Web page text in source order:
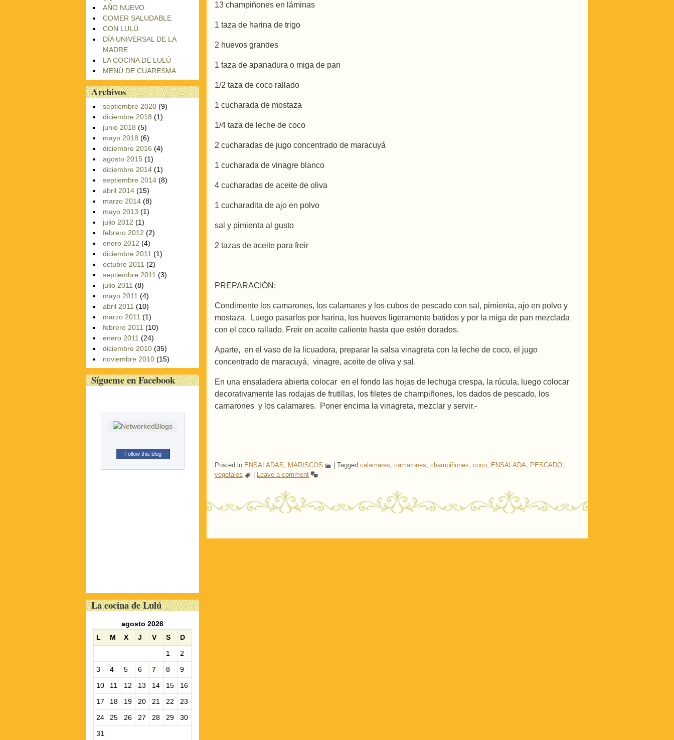
13 champiñones en láminas
1 taza de harina de trigo
2 huevos grandes
1 taza de apanadura o miga de pan
1/2 taza de coco rallado
1 cucharada de mostaza
1/4 taza de leche de coco
2 cucharadas de jugo concentrado de maracuyá
1 cucharada de vinagre blanco
4 cucharadas de aceite de oliva
1 cucharadita de ajo en polvo
sal y pimienta al gusto
2 tazas de aceite para freir
PREPARACIÓN:
Condimente los camarones, los calamares y los cubos de pescado con sal, pimienta, ajo en polvo y
mostaza. Luego pasarlos por harina, los huevos ligeramente batidos y por la miga de pan mezclada
con el coco rallado. Freir en aceite caliente hasta que estén dorados.
Aparte, en el vaso de la licuadora, preparar la salsa vinagreta con la leche de coco, el jugo
concentrado de maracuyá, vinagre, aceite de oliva y sal.
En una ensaladera abierta colocar en el fondo las hojas de lechuga crespa, la rúcula, luego colocar
decorativamente las rodajas de frutillas, los filetes de champiñones, los dados de pescado, los
camarones y los calamares. Poner encima la vinagreta, mezclar y servir.-
Posted in ENSALADAS, MARISCOS Tagged calamares, camarones, champiñones, coco, ENSALADA, PESCADO,
vegetales
Leave a comment
Post navigation
AÑO NUEVO
COMER SALUDABLE
CON LULÚ
DÍA UNIVERSAL DE LA
MADRE
LA COCINA DE LULÚ
MENÚ DE CUARESMA
Archivos
septiembre 2020 (9)
diciembre 2018 (1)
junio 2018 (5)
mayo 2018 (6)
diciembre 2016 (4)
agosto 2015 (1)
diciembre 2014 (1)
septiembre 2014 (8)
abril 2014 (15)
marzo 2014 (8)
mayo 2013 (1)
julio 2012 (1)
febrero 2012 (2)
enero 2012 (4)
diciembre 2011 (1)
octubre 2011 (2)
septiembre 2011 (3)
julio 2011 (8)
mayo 2011 (4)
abril 2011 (10)
marzo 2011 (1)
febrero 2011 (10)
enero 2011 (24)
diciembre 2010 (35)
noviembre 2010 (15)
Sígueme en Facebook
Follow this blog
La cocina de Lulú
agosto 2026
L
M X J V S
D
1
2
3
4 5 6 7 8
9
10
11 12 13 14 15
16
17
18 19 20 21 22
23
24
25 26 27 28 29
30
31